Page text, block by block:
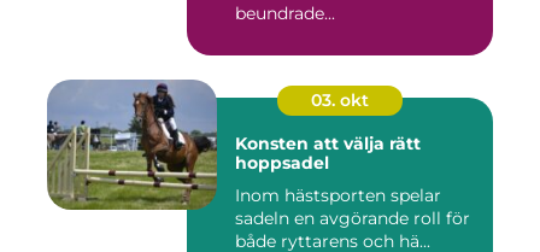
beundrade...
03. okt
Konsten att välja rätt
hoppsadel
Inom hästsporten spelar
sadeln en avgörande roll för
både ryttarens och hä...